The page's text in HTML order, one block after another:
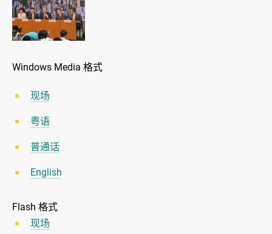
Windows Media 格式
现场
粤语
普通话
English
Flash 格式
现场